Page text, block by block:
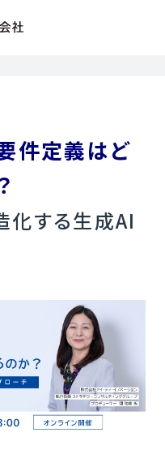
件定義はど
化する生成AI